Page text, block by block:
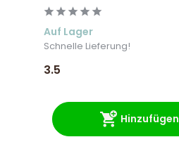
Auf Lager
Schnelle Lieferung!
3.5
Hinzufügen